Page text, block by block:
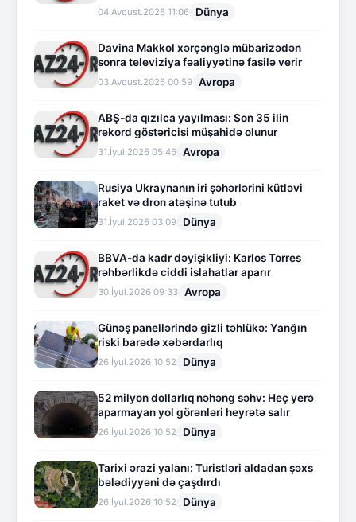
04.Avqust.2026 11:06 Dünya
Davina Makkol xərçənglə mübarizədən
sonra televiziya fəaliyyətinə fasilə verir
03.Avqust.2026 00:59 Avropa
ABŞ-da qızılca yayılması: Son 35 ilin
rekord göstəricisi müşahidə olunur
31.İyul.2026 05:46 Avropa
Rusiya Ukraynanın iri şəhərlərini kütləvi
raket və dron atəşinə tutub
31.İyul.2026 03:09 Dünya
BBVA-da kadr dəyişikliyi: Karlos Torres
rəhbərlikdə ciddi islahatlar aparır
30.İyul.2026 09:33 Avropa
Günəş panellərində gizli təhlükə: Yanğın
riski barədə xəbərdarlıq
26.İyul.2026 10:52 Dünya
52 milyon dollarlıq nəhəng səhv: Heç yerə
aparmayan yol görənləri heyrətə salır
26.İyul.2026 10:52 Dünya
Tarixi ərazi yalanı: Turistləri aldadan şəxs
bələdiyyəni də çaşdırdı
26.İyul.2026 10:52 Dünya